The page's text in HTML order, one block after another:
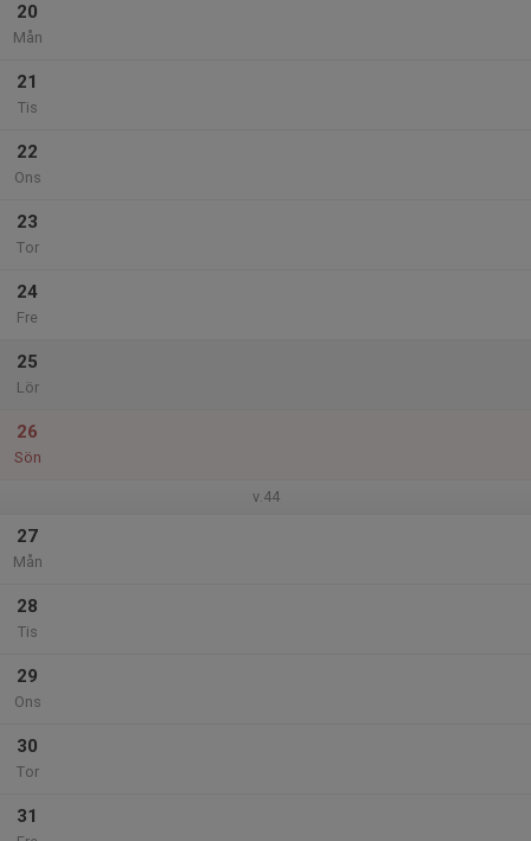
20
Mån
21
Tis
22
Ons
23
Tor
24
Fre
25
Lör
26
Sön
v.44
27
Mån
28
Tis
29
Ons
30
Tor
31